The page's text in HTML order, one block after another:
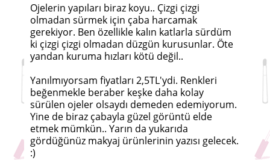
Ojelerin yapıları biraz koyu.. Çizgi çizgi
olmadan sürmek için çaba harcamak
gerekiyor. Ben özellikle kalın katlarla sürdüm
ki çizgi çizgi olmadan düzgün kurusunlar. Öte
yandan kuruma hızları kötü değil..
Yanılmıyorsam fiyatları 2,5TL'ydi. Renkleri
beğenmekle beraber keşke daha kolay
sürülen ojeler olsaydı demeden edemiyorum.
Yine de biraz çabayla güzel görüntü elde
etmek mümkün.. Yarın da yukarıda
gördüğünüz makyaj ürünlerinin yazısı gelecek.
:)